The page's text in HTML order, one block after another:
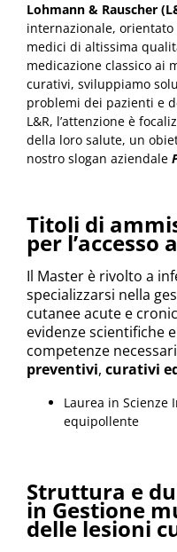
Lohmann & Rauscher
internazionale,
medici di altissima
medicazione classico ai
curativi, sviluppiamo
problemi dei pazienti e
L&R, l’attenzione è
della loro salute, un
nostro slogan aziendale
Titoli di
per l’accesso
Il Master è rivolto a
specializzarsi nella
cutanee acute e
evidenze scientifiche
competenze
preventivi, curativi
Laurea in
equipollente
Struttura e
in Gestione
delle lesioni